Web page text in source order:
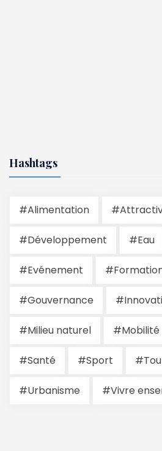
Hashtags
#Alimentation
#Développement #Eau
#Evénement
#Gouvernance
#Milieu naturel #Mobilité
#Santé #Sport
#Urbanisme #Vivre